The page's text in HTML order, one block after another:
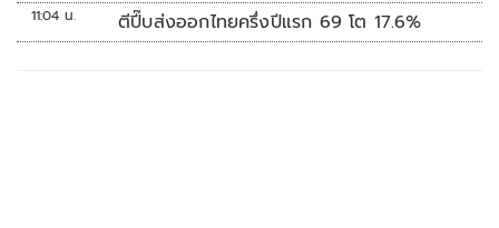
11:04 น. ตีปี๊บส่งออกไทยครึ่งปีแรก 69 โต 17.6%